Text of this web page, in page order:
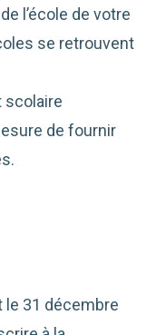
l’école de votre
se retrouvent
scolaire
de fournir
le 31 décembre